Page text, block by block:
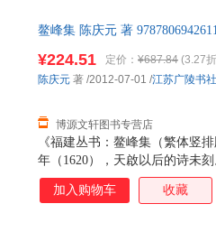
鳌峰集 陈庆元 著
《福建丛书：鳌峰集（繁体竖
年（1620），天啟以后的诗未
册流传至今，但是这部稿本十
作和生活的全貌。
¥224.51 定价： ¥687.84 (3.27
博源文轩图书专营店
陈庆元 著 /2012-07-01 /江苏广陵书
加入购物车 收藏